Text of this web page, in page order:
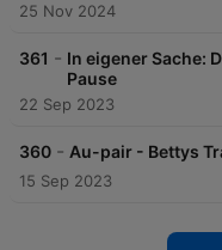
25 Nov 2024
361 - In eigener Sache:
Pause
22 Sep 2023
360 - Au-pair - Bettys
15 Sep 2023